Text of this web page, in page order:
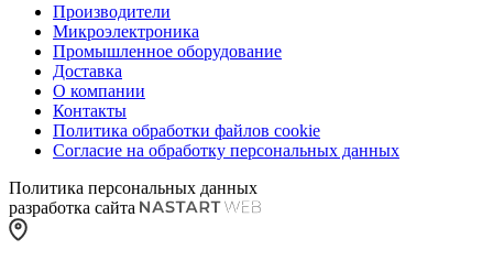
Производители
Микроэлектроника
Промышленное оборудование
Доставка
О компании
Контакты
Политика обработки файлов cookie
Согласие на обработку персональных данных
Политика персональных данных
разработка сайта